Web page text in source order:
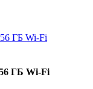
ГБ Wi-Fi